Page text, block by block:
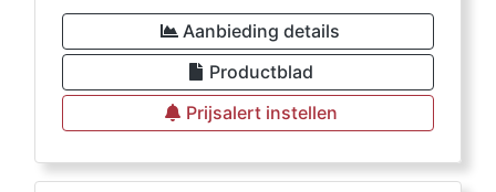
Aanbieding details
Productblad
Prijsalert instellen